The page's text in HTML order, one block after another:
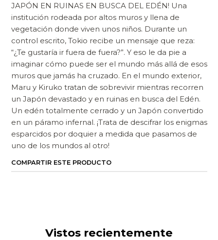
JAPÓN EN RUINAS EN BUSCA DEL EDÉN! Una
institución rodeada por altos muros y llena de
vegetación donde viven unos niños. Durante un
control escrito, Tokio recibe un mensaje que reza:
“¿Te gustaría ir fuera de fuera?”. Y eso le da pie a
imaginar cómo puede ser el mundo más allá de esos
muros que jamás ha cruzado. En el mundo exterior,
Maru y Kiruko tratan de sobrevivir mientras recorren
un Japón devastado y en ruinas en busca del Edén.
Un edén totalmente cerrado y un Japón convertido
en un páramo infernal. ¡Trata de descifrar los enigmas
esparcidos por doquier a medida que pasamos de
uno de los mundos al otro!
COMPARTIR ESTE PRODUCTO
Vistos recientemente